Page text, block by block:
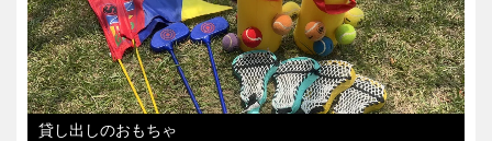
貸し出しのおもちゃ